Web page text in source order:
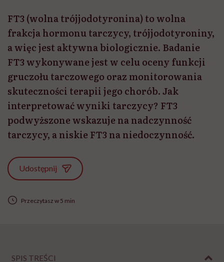
FT3 (wolna trójjodotyronina) to wolna
frakcja hormonu tarczycy, trójjodotyroniny,
a więc jest aktywna biologicznie. Badanie
FT3 wykonywane jest w celu oceny funkcji
gruczołu tarczowego oraz monitorowania
skuteczności terapii jego chorób. Jak
interpretować wyniki tarczycy? FT3
podwyższone wskazuje na nadczynność
tarczycy, a niskie FT3 na niedoczynność.
Udostępnij
Przeczytasz w 5 min
SPIS TREŚCI